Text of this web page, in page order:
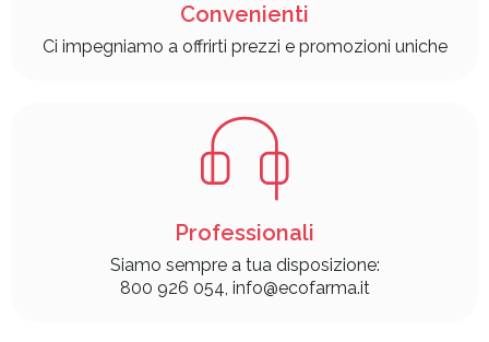
Convenienti
Ci impegniamo a offrirti prezzi e promozioni uniche
Professionali
Siamo sempre a tua disposizione:
800 926 054, info@ecofarma.it